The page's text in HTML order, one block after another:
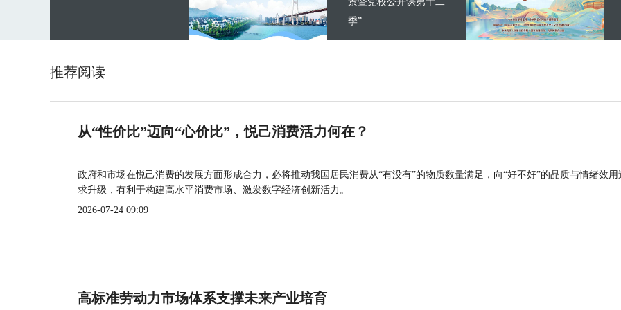
季”
推荐阅读
从“性价比”迈向“心价比”，悦己消费活力何在？
政府和市场在悦己消费的发展方面形成合力，必将推动我国居民消费从“有没有”的物质数量满足，向“好不好”的品质与情绪效用
求升级，有利于构建高水平消费市场、激发数字经济创新活力。
2026-07-24 09:09
高标准劳动力市场体系支撑未来产业培育